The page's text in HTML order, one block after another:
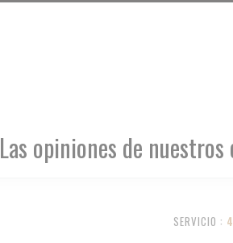
Las opiniones de
SERVICIO : 4